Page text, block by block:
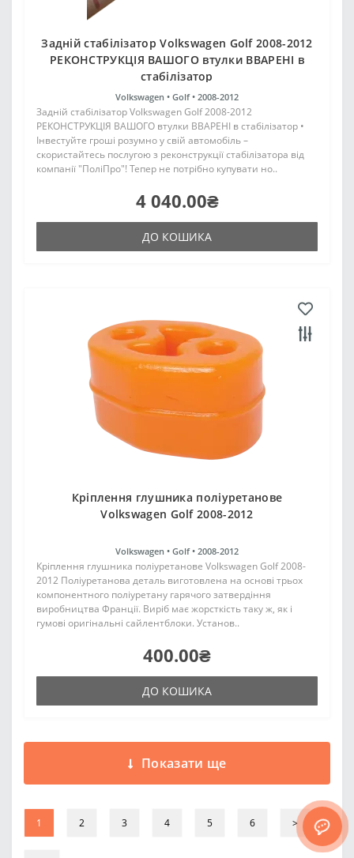
Задній стабілізатор Volkswagen Golf 2008-2012
РЕКОНСТРУКЦІЯ ВАШОГО втулки ВВАРЕНІ в
стабілізатор
Volkswagen • Golf • 2008-2012
Задній стабілізатор Volkswagen Golf 2008-2012
РЕКОНСТРУКЦІЯ ВАШОГО втулки ВВАРЕНІ в стабілізатор •
Інвестуйте гроші розумно у свій автомобіль –
скористайтесь послугою з реконструкції стабілізатора від
компанії "ПоліПро"! Тепер не потрібно купувати но..
4 040.00₴
ДО КОШИКА
Кріплення глушника поліуретанове
Volkswagen Golf 2008-2012
Volkswagen • Golf • 2008-2012
Кріплення глушника поліуретанове Volkswagen Golf 2008-
2012 Поліуретанова деталь виготовлена на основі трьох
компонентного поліуретану гарячого затвердіння
виробництва Франції. Виріб має жорсткість таку ж, як і
гумові оригінальні сайлентблоки. Установ..
400.00₴
ДО КОШИКА
Показати ще
1 2 3 4 5 6 >